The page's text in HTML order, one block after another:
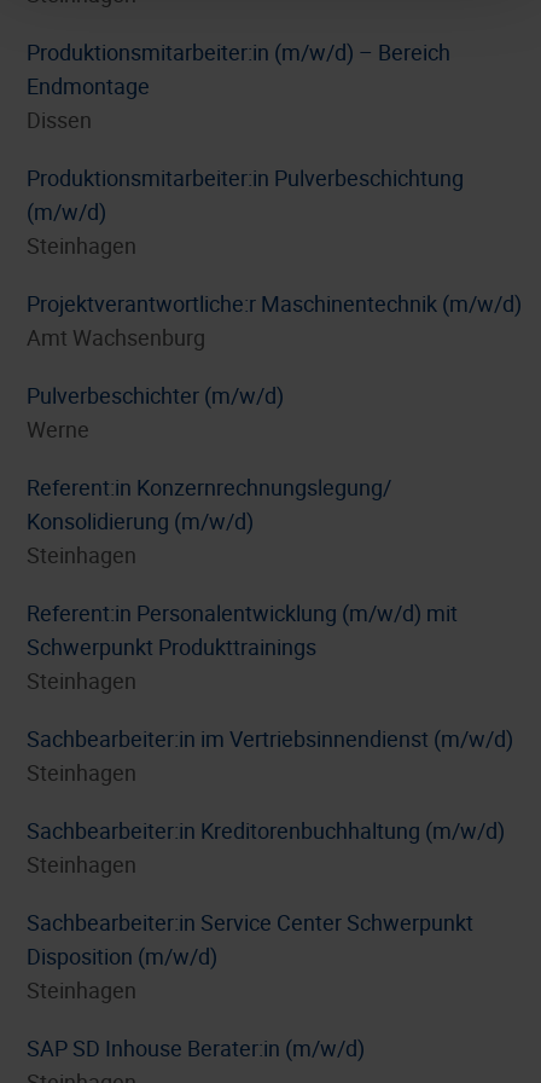
Produktionsmitarbeiter:in (m/w/d) – Bereich
Endmontage
Dissen
Produktionsmitarbeiter:in Pulverbeschichtung
(m/w/d)
Steinhagen
Projektverantwortliche:r Maschinentechnik (m/w/d)
Amt Wachsenburg
Pulverbeschichter (m/w/d)
Werne
Referent:in Konzernrechnungslegung/
Konsolidierung (m/w/d)
Steinhagen
Referent:in Personalentwicklung (m/w/d) mit
Schwerpunkt Produkttrainings
Steinhagen
Sachbearbeiter:in im Vertriebsinnendienst (m/w/d)
Steinhagen
Sachbearbeiter:in Kreditorenbuchhaltung (m/w/d)
Steinhagen
Sachbearbeiter:in Service Center Schwerpunkt
Disposition (m/w/d)
Steinhagen
SAP SD Inhouse Berater:in (m/w/d)